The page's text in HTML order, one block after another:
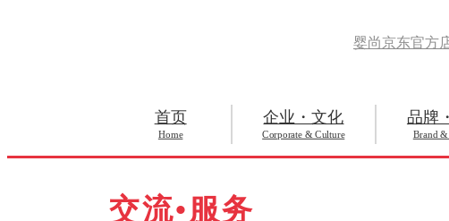
婴尚京东官方
首页
Home
企业・文化
Corporate & Culture
品牌
Brand
交流•服务